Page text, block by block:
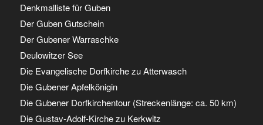
Denkmalliste für Guben
Der Guben Gutschein
Der Gubener Warraschke
Deulowitzer See
Die Evangelische Dorfkirche zu Atterwasch
Die Gubener Apfelkönigin
Die Gubener Dorfkirchentour (Streckenlänge: ca. 50 km)
Die Gustav-Adolf-Kirche zu Kerkwitz